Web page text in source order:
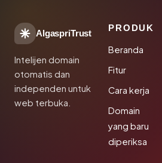
AlgaspriTrust
Intelijen domain
otomatis dan
independen untuk
web terbuka.
PRODUK
Beranda
Fitur
Cara kerja
Domain
yang baru
diperiksa